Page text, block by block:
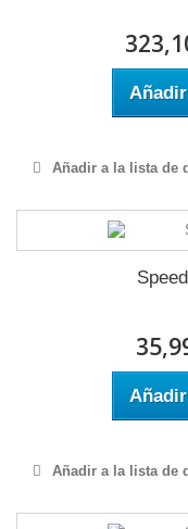
Añadir a la lista de
Añadir a la lista de